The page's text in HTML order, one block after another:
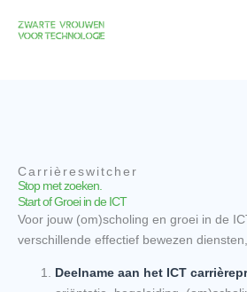
Carrièreswitcher
Stop met zoeken.
Start of Groei in de ICT
Voor jouw (om)scholing en groei in de
verschillende effectief bewezen
Deelname aan het ICT